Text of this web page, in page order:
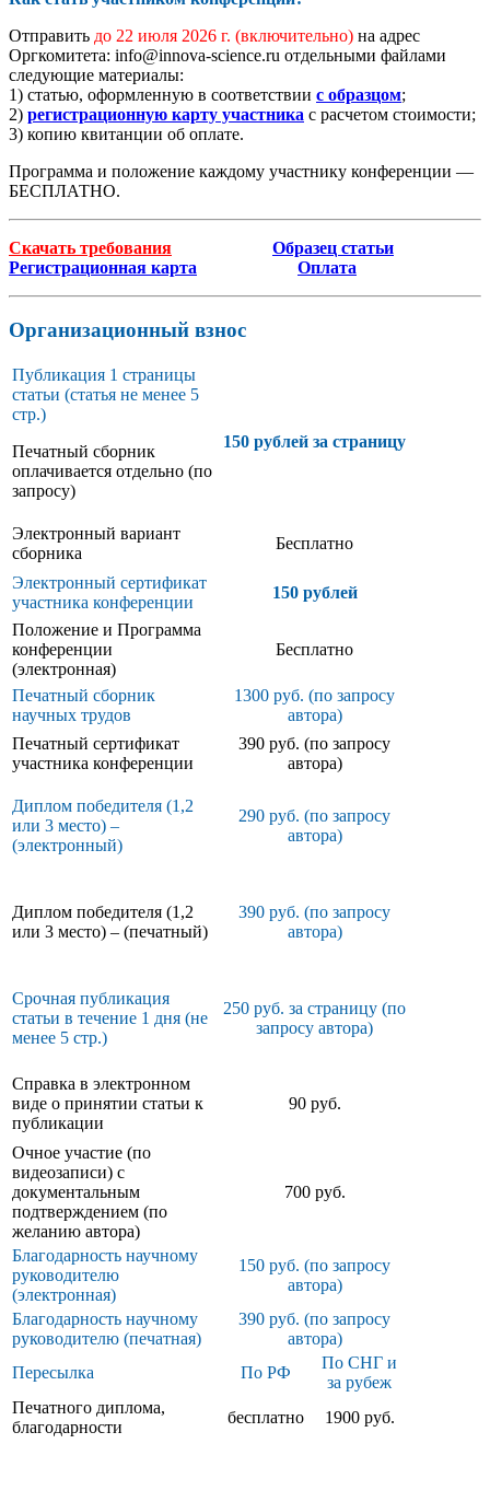
Отправить до 22 июля 2026 г. (включительно) на адрес
Оргкомитета: info@innova-science.ru отдельными файлами
следующие материалы:
1) статью, оформленную в соответствии с образцом;
2) регистрационную карту участника с расчетом стоимости;
3) копию квитанции об оплате.
Программа и положение каждому участнику конференции —
БЕСПЛАТНО.
Скачать требования
Образец статьи
Регистрационная карта
Оплата
Организационный взнос
Публикация 1 страницы
статьи (статья не менее 5
стр.)
Печатный сборник
оплачивается отдельно (по
запросу)
150 рублей за страницу
Электронный вариант
сборника
Бесплатно
Электронный сертификат
участника конференции
150 рублей
Положение и Программа
конференции
(электронная)
Бесплатно
Печатный сборник
научных трудов
1300 руб. (по запросу
автора)
Печатный сертификат
участника конференции
390 руб. (по запросу
автора)
Диплом победителя (1,2
или 3 место) –
(электронный)
290 руб. (по запросу
автора)
Диплом победителя (1,2
или 3 место) – (печатный)
390 руб. (по запросу
автора)
Срочная публикация
статьи в течение 1 дня (не
менее 5 стр.)
250 руб. за страницу (по
запросу автора)
Справка в электронном
виде о принятии статьи к
публикации
90 руб.
Очное участие (по
видеозаписи) с
документальным
подтверждением (по
желанию автора)
700 руб.
Благодарность научному
руководителю
(электронная)
150 руб. (по запросу
автора)
Благодарность научному
руководителю (печатная)
390 руб. (по запросу
автора)
Пересылка
По РФ
По СНГ и
за рубеж
Печатного диплома,
благодарности
бесплатно 1900 руб.